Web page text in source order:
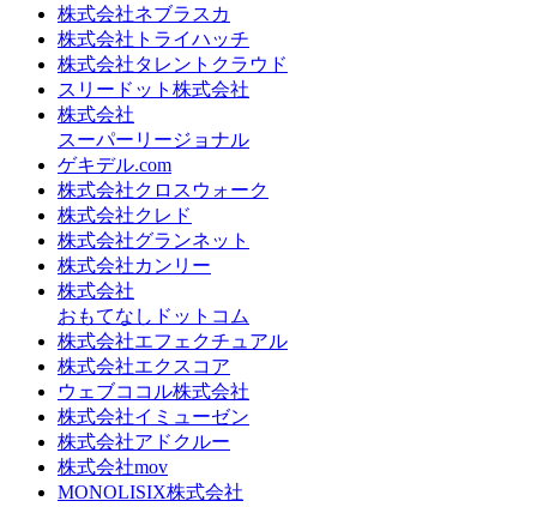
株式会社ネブラスカ
株式会社トライハッチ
株式会社タレントクラウド
スリードット株式会社
株式会社
スーパーリージョナル
ゲキデル.com
株式会社クロスウォーク
株式会社クレド
株式会社グランネット
株式会社カンリー
株式会社
おもてなしドットコム
株式会社エフェクチュアル
株式会社エクスコア
ウェブココル株式会社
株式会社イミューゼン
株式会社アドクルー
株式会社mov
MONOLISIX株式会社